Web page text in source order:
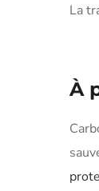
La
À